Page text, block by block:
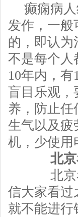
癫痫病
发作，一般
的，即认
不是每个人
10年内，
盲目乐观，
养，防止
生气以及疲
机，少使用
北
北京看
信大家看过
就不能进行